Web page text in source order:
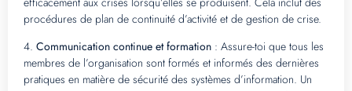
procédures de plan de continuité d’activité et de gestion de crise.
4. Communication continue et formation : Assure-toi que tous les
membres de l’organisation sont formés et informés des dernières
pratiques en matière de sécurité des systèmes d’information. Un